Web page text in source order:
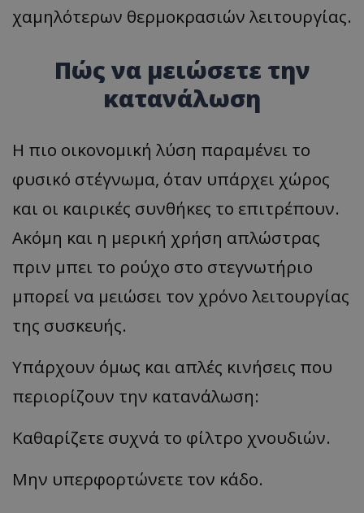
χαμηλότερων θερμοκρασιών λειτουργίας.
Πώς να μειώσετε την
κατανάλωση
Η πιο οικονομική λύση παραμένει το
φυσικό στέγνωμα, όταν υπάρχει χώρος
και οι καιρικές συνθήκες το επιτρέπουν.
Ακόμη και η μερική χρήση απλώστρας
πριν μπει το ρούχο στο στεγνωτήριο
μπορεί να μειώσει τον χρόνο λειτουργίας
της συσκευής.
Υπάρχουν όμως και απλές κινήσεις που
περιορίζουν την κατανάλωση:
Καθαρίζετε συχνά το φίλτρο χνουδιών.
Μην υπερφορτώνετε τον κάδο.